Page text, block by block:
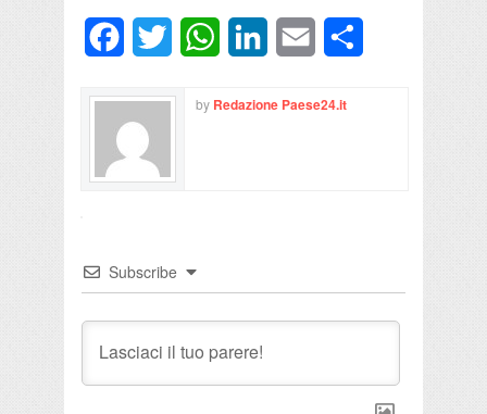
FacebookTwitter WhatsAppLinkedInEmail
by Redazione Paese24.it
Subscribe